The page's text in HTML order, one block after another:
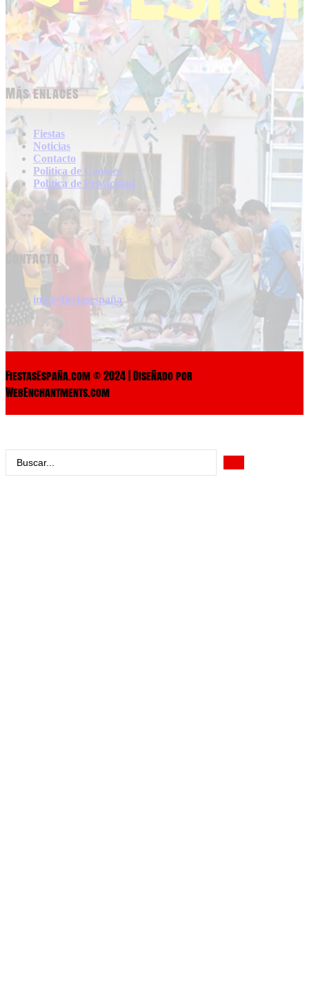
Más enlaces
Fiestas
Noticias
Contacto
Politica de Cookies
Politica de Privacidad
Contacto
info@fiestasespaña
FiestasEspaña.com © 2024 | Diseñado por
WebEnchantments.com